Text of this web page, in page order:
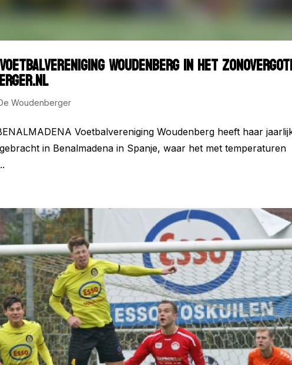
WOUDENBERG IN HET
Woudenberger
Voetbalvereniging Woudenberg heeft haar
in Benalmadena in Spanje, waar het met temperaturen